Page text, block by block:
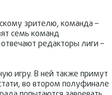
зрителю, команда –
семь команд
редакторы лиги –
игру. В ней также примут
во втором полуфинале